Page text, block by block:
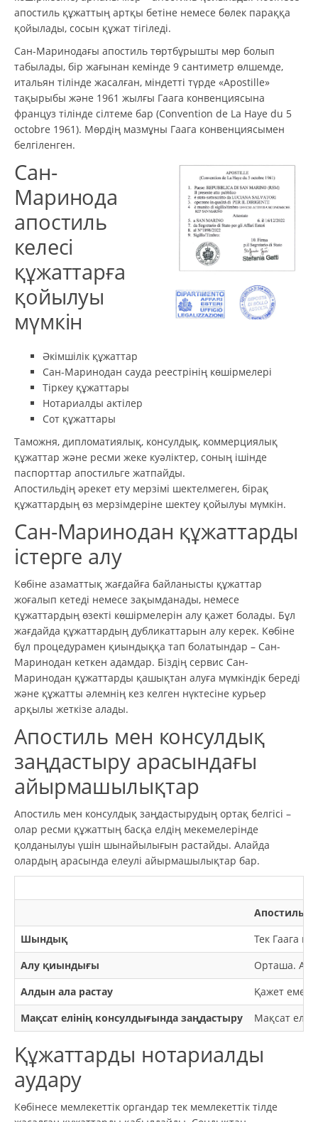
апостиль құжаттың артқы бетіне немесе бөлек параққа
қойылады, сосын құжат тігіледі.
Сан-Маринодағы апостиль төртбұрышты мөр болып
табылады, бір жағынан кемінде 9 сантиметр өлшемде,
итальян тілінде жасалған, міндетті түрде «Apostille»
тақырыбы және 1961 жылғы Гаага конвенциясына
француз тілінде сілтеме бар (Convention de La Haye du 5
octobre 1961). Мөрдің мазмұны Гаага конвенциясымен
белгіленген.
Сан-
Маринода
апостиль
келесі
құжаттарға
қойылуы
мүмкін
Әкімшілік құжаттар
Сан-Маринодан сауда реестрінің көшірмелері
Тіркеу құжаттары
Нотариалды актілер
Сот құжаттары
Таможня, дипломатиялық, консулдық, коммерциялық
құжаттар және ресми жеке куәліктер, соның ішінде
паспорттар апостильге жатпайды.
Апостильдің әрекет ету мерзімі шектелмеген, бірақ
құжаттардың өз мерзімдеріне шектеу қойылуы мүмкін.
Сан-Маринодан құжаттарды
істерге алу
Көбіне азаматтық жағдайға байланысты құжаттар
жоғалып кетеді немесе зақымданады, немесе
құжаттардың өзекті көшірмелерін алу қажет болады. Бұл
жағдайда құжаттардың дубликаттарын алу керек. Көбіне
бұл процедурамен қиындыққа тап болатындар – Сан-
Маринодан кеткен адамдар. Біздің сервис Сан-
Маринодан құжаттарды қашықтан алуға мүмкіндік береді
және құжатты әлемнің кез келген нүктесіне курьер
арқылы жеткізе алады.
Апостиль мен консулдық
заңдастыру арасындағы
айырмашылықтар
Апостиль мен консулдық заңдастырудың ортақ белгісі –
олар ресми құжаттың басқа елдің мекемелерінде
қолданылуы үшін шынайылығын растайды. Алайда
олардың арасында елеулі айырмашылықтар бар.
Апостиль
Шындық
Тек Гаага
Алу қиындығы
Орташа.
Алдын ала растау
Қажет емес.
Мақсат елінің консулдығында заңдастыру
Мақсат
Құжаттарды нотариалды
аудару
Көбінесе мемлекеттік органдар тек мемлекеттік тілде